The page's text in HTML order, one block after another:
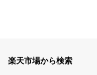
楽天市場から検索